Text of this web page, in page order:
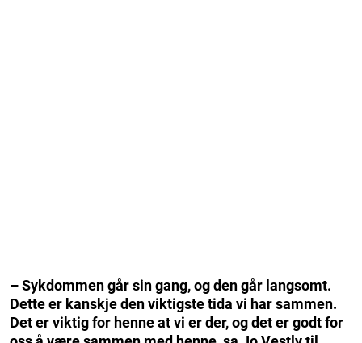
– Sykdommen går sin gang, og den går langsomt.
Dette er kanskje den viktigste tida vi har sammen.
Det er viktig for henne at vi er der, og det er godt for